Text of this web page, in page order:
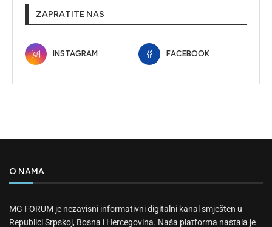
ZAPRATITE NAS
INSTAGRAM FACEBOOK
O NAMA
MG FORUM je nezavisni informativni digitalni kanal smješten u
Republici Srpskoj, Bosna i Hercegovina. Naša platforma nastala je